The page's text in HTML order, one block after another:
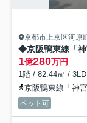
京都市上京区河原
1億280万円
1階 / 82.44㎡ /
京阪鴨東線「神
ペット可